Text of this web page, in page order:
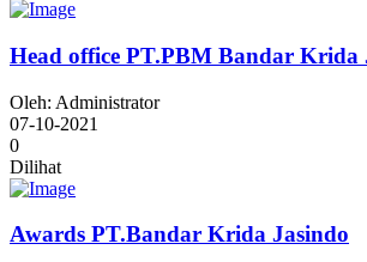
Head office PT.PBM Bandar Krida
Oleh: Administrator
07-10-2021
0
Dilihat
Awards PT.Bandar Krida Jasindo